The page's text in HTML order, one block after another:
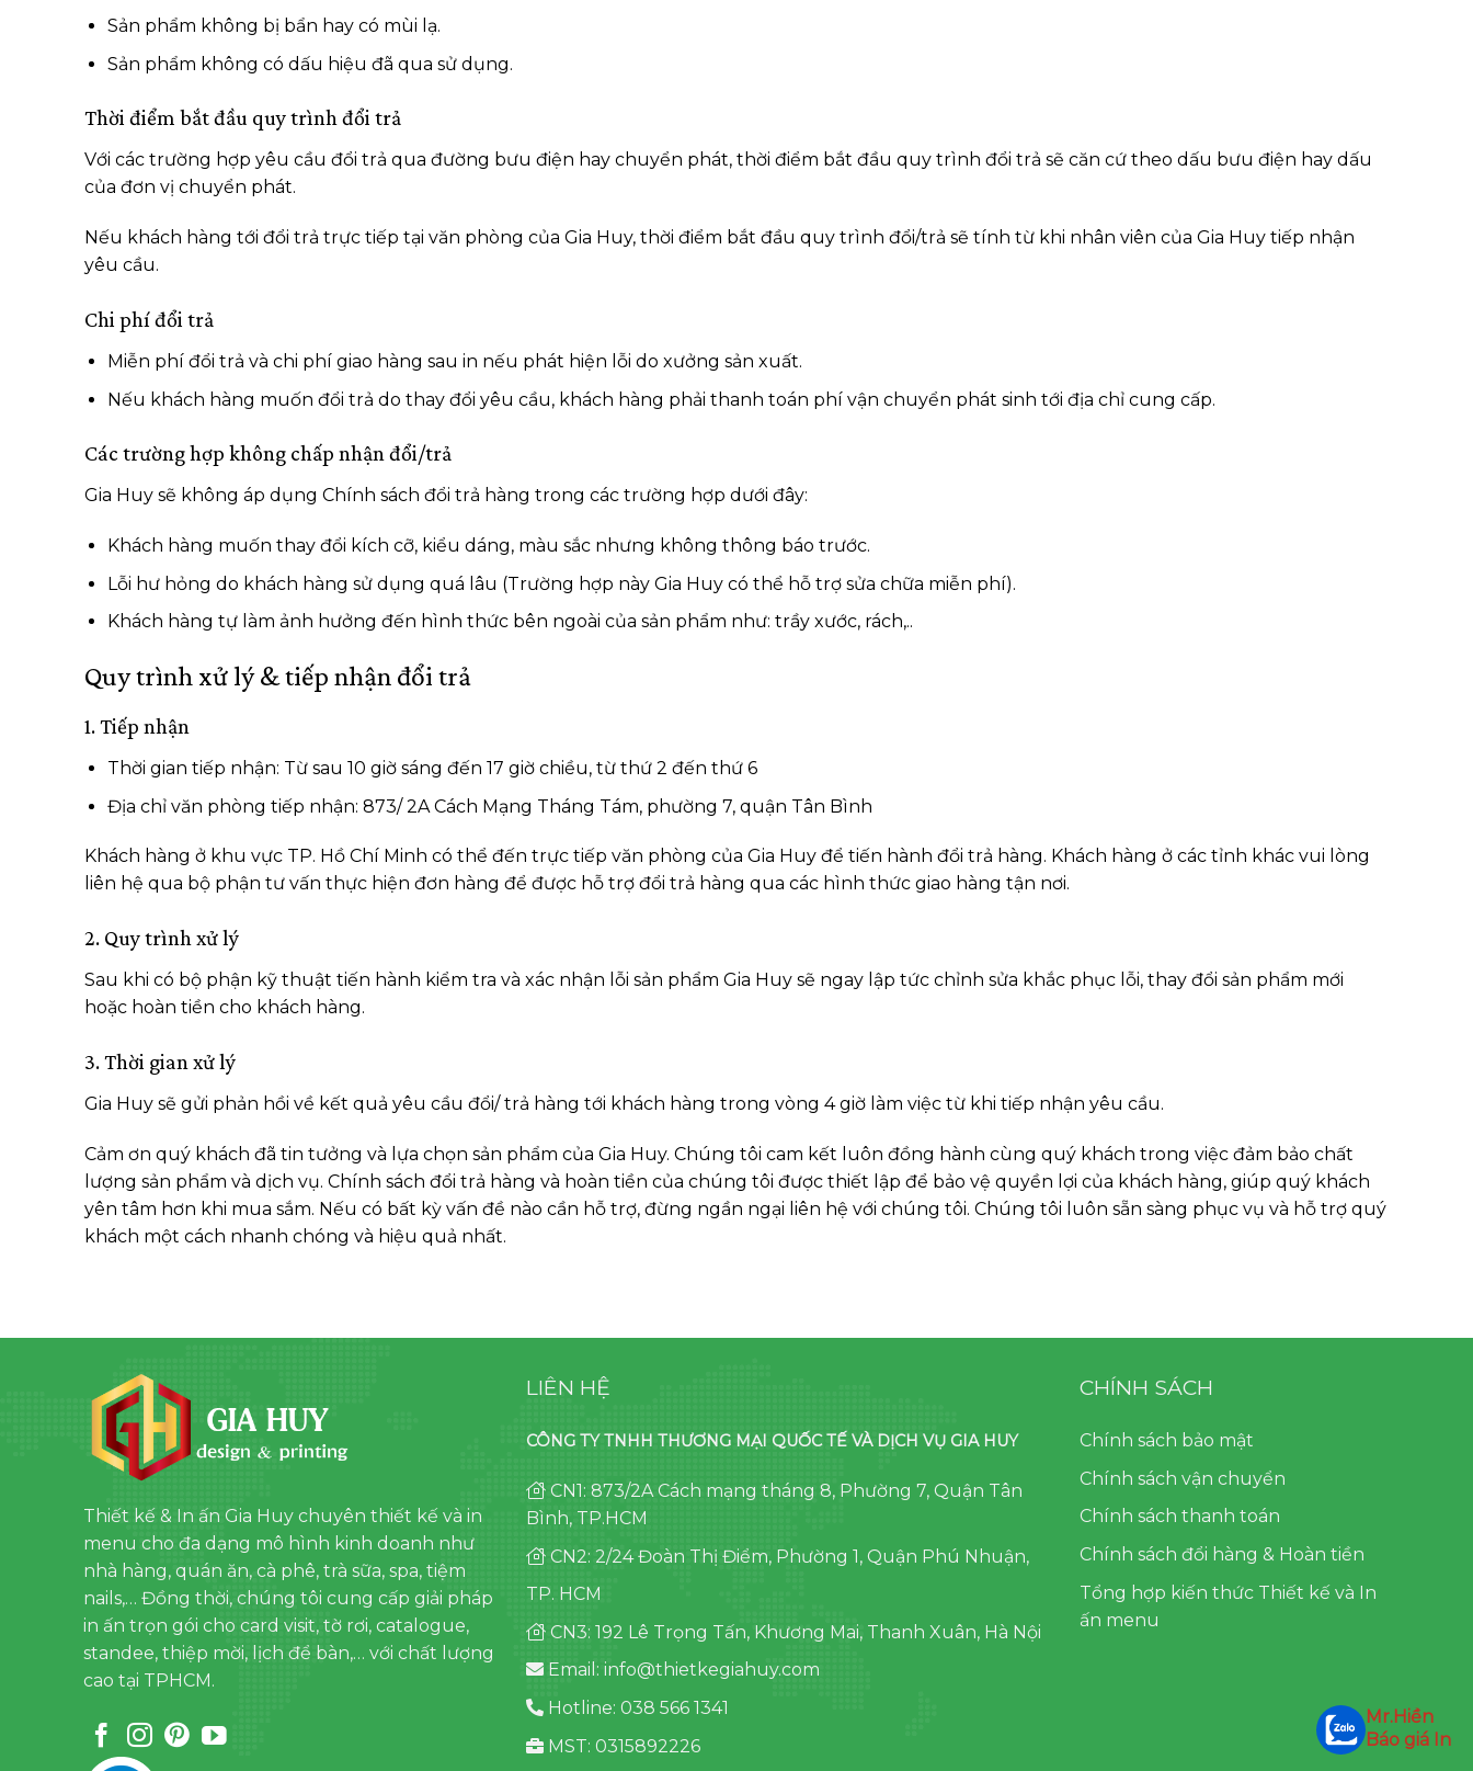
Sản phẩm không bị bẩn hay có mùi lạ.
Sản phẩm không có dấu hiệu đã qua sử dụng.
Thời điểm bắt đầu quy trình đổi trả
Với các trường hợp yêu cầu đổi trả qua đường bưu điện hay chuyển phát, thời điểm bắt đầu quy trình đổi trả sẽ căn cứ theo dấu bưu điện hay dấu
của đơn vị chuyển phát.
Nếu khách hàng tới đổi trả trực tiếp tại văn phòng của Gia Huy, thời điểm bắt đầu quy trình đổi/trả sẽ tính từ khi nhân viên của Gia Huy tiếp nhận
yêu cầu.
Chi phí đổi trả
Miễn phí đổi trả và chi phí giao hàng sau in nếu phát hiện lỗi do xưởng sản xuất.
Nếu khách hàng muốn đổi trả do thay đổi yêu cầu, khách hàng phải thanh toán phí vận chuyển phát sinh tới địa chỉ cung cấp.
Các trường hợp không chấp nhận đổi/trả
Gia Huy sẽ không áp dụng Chính sách đổi trả hàng trong các trường hợp dưới đây:
Khách hàng muốn thay đổi kích cỡ, kiểu dáng, màu sắc nhưng không thông báo trước.
Lỗi hư hỏng do khách hàng sử dụng quá lâu (Trường hợp này Gia Huy có thể hỗ trợ sửa chữa miễn phí).
Khách hàng tự làm ảnh hưởng đến hình thức bên ngoài của sản phẩm như: trầy xước, rách,..
Quy trình xử lý & tiếp nhận đổi trả
1. Tiếp nhận
Thời gian tiếp nhận: Từ sau 10 giờ sáng đến 17 giờ chiều, từ thứ 2 đến thứ 6
Địa chỉ văn phòng tiếp nhận: 873/ 2A Cách Mạng Tháng Tám, phường 7, quận Tân Bình ­­
Khách hàng ở khu vực TP. Hồ Chí Minh có thể đến trực tiếp văn phòng của Gia Huy để tiến hành đổi trả hàng. Khách hàng ở các tỉnh khác vui lòng
liên hệ qua bộ phận tư vấn thực hiện đơn hàng để được hỗ trợ đổi trả hàng qua các hình thức giao hàng tận nơi.
2. Quy trình xử lý
Sau khi có bộ phận kỹ thuật tiến hành kiểm tra và xác nhận lỗi sản phẩm Gia Huy sẽ ngay lập tức chỉnh sửa khắc phục lỗi, thay đổi sản phẩm mới
hoặc hoàn tiền cho khách hàng.
3. Thời gian xử lý
Gia Huy sẽ gửi phản hồi về kết quả yêu cầu đổi/ trả hàng tới khách hàng trong vòng 4 giờ làm việc từ khi tiếp nhận yêu cầu.
Cảm ơn quý khách đã tin tưởng và lựa chọn sản phẩm của Gia Huy. Chúng tôi cam kết luôn đồng hành cùng quý khách trong việc đảm bảo chất
lượng sản phẩm và dịch vụ. Chính sách đổi trả hàng và hoàn tiền của chúng tôi được thiết lập để bảo vệ quyền lợi của khách hàng, giúp quý khách
yên tâm hơn khi mua sắm. Nếu có bất kỳ vấn đề nào cần hỗ trợ, đừng ngần ngại liên hệ với chúng tôi. Chúng tôi luôn sẵn sàng phục vụ và hỗ trợ quý
khách một cách nhanh chóng và hiệu quả nhất.
Thiết kế & In ấn Gia Huy chuyên thiết kế và in
menu cho đa dạng mô hình kinh doanh như
nhà hàng, quán ăn, cà phê, trà sữa, spa, tiệm
nails,… Đồng thời, chúng tôi cung cấp giải pháp
in ấn trọn gói cho card visit, tờ rơi, catalogue,
standee, thiệp mời, lịch để bàn,… với chất lượng
cao tại TPHCM.
LIÊN HỆ
CÔNG TY TNHH THƯƠNG MẠI QUỐC TẾ VÀ DỊCH VỤ GIA HUY
CN1: 873/2A Cách mạng tháng 8, Phường 7, Quận Tân
Bình, TP.HCM
CN2: 2/24 Đoàn Thị Điểm, Phường 1, Quận Phú Nhuận,
TP. HCM
CN3: 192 Lê Trọng Tấn, Khương Mai, Thanh Xuân, Hà Nội
Email: info@thietkegiahuy.com
Hotline: 038 566 1341
MST: 0315892226
CHÍNH SÁCH
Chính sách bảo mật
Chính sách vận chuyển
Chính sách thanh toán
Chính sách đổi hàng & Hoàn tiền
Tổng hợp kiến thức Thiết kế và In
ấn menu
Mr.Hiền
Báo giá In